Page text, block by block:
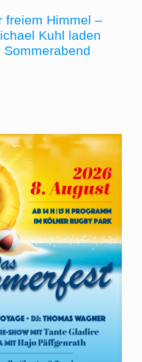
freiem Himmel –
Kuhl laden